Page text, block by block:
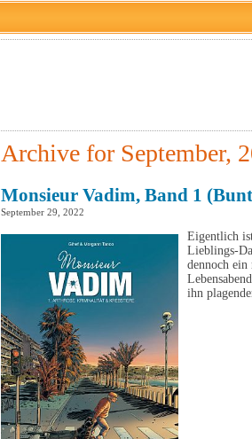
Archive for September,
Monsieur Vadim, Band 1
September 29, 2022
Eigentlich
Lieblings-
dennoch
ihn